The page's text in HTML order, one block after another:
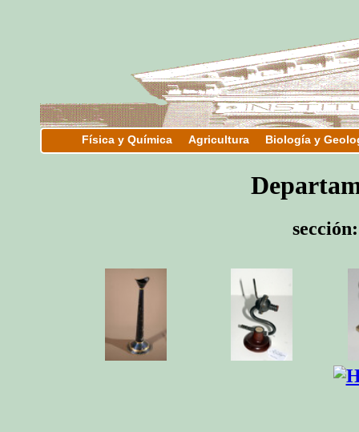
Física y Química Agricultura Biología y